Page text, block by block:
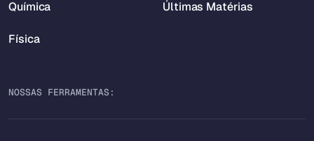
Química
Física
Últimas Matérias
NOSSAS FERRAMENTAS: